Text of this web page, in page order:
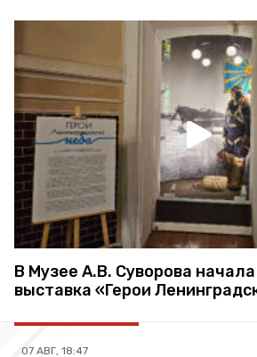
В Музее А.В. Суворова
выставка «Герои
07 АВГ, 18:47